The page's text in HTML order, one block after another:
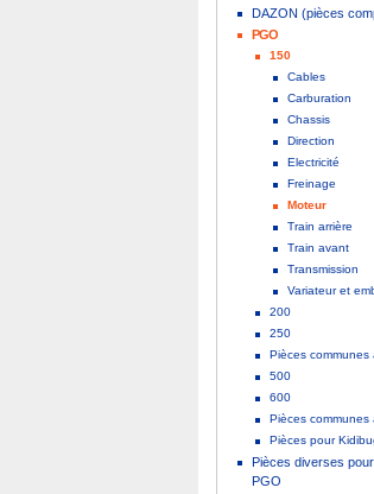
DAZON (pièces
PGO
150
Cables
Carburation
Chassis
Direction
Electricité
Freinage
Moteur
Train arrière
Train avant
Transmission
Variateur et
200
250
Pièces
500
600
Pièces
Pièces pour
Pièces diverses
PGO